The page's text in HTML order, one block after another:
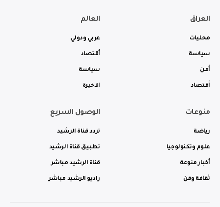
العراق
محليات
سياسة
أمن
أقتصاد
العالم
عربي ودولي
أقتصاد
سياسة
الاخيرة
منوعات
رياضة
علوم وتكنولوجيا
أخبار منوعة
ثقافة وفن
الوصول السريع
تردد قناة الرشيد
تطبيق قناة الرشيد
قناة الرشيد مباشر
راديو الرشيد مباشر